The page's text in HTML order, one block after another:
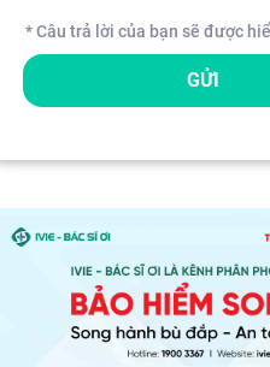
* Câu trả lời của bạn sẽ được
GỬI